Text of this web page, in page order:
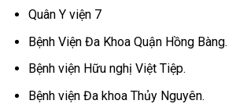
Quân Y viện 7
Bệnh Viện Đa Khoa Quận Hồng Bàng.
Bệnh viện Hữu nghị Việt Tiệp.
Bệnh viện Đa khoa Thủy Nguyên.